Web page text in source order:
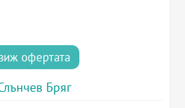
офертата
Бряг